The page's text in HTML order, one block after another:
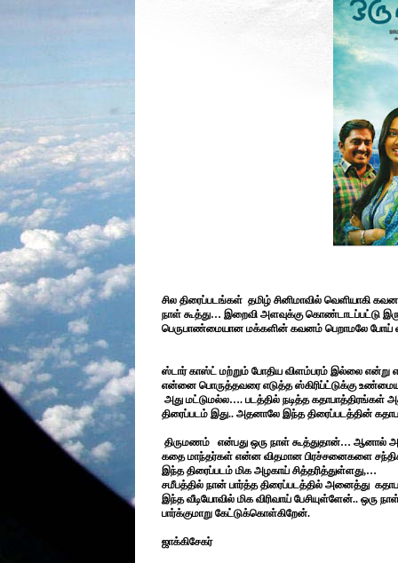
சில திரைப்படங்கள் தமிழ் சினிமாவில் வெளியாகி
நாள் கூத்து… இறைவி அளவுக்கு கொண்டாடப்பட்டு
பெருபாண்மையான மக்களின் கவனம் பெறாமலே போய்
ஸ்டார் காஸ்ட் மற்றும் போதிய விளம்பரம் இல்லை
என்னை பொருத்தவரை எடுத்த ஸ்கிரிப்ட்டுக்கு
அது மட்டுமல்ல…. படத்தில் நடித்த
திரைப்படம் இது.. அதனாலே இந்த திரைப்படத்தின்
திருமணம் என்பது ஒரு நாள் கூத்துதான்… ஆனால்
கதை மாந்தர்கள் என்ன விதமான பிரச்சனைகளை
இந்த திரைப்படம் மிக அழகாய் சித்தரித்துள்ளது,…
சமீபத்தில் நான் பார்த்த திரைப்படத்தில் அனைத்து
இந்த வீடியோவில் மிக விரிவாய் பேசியுள்ளேன்.. ஒரு
பார்க்குமாறு கேட்டுக்கொள்கிறேன்.
ஜாக்கிசேகர்